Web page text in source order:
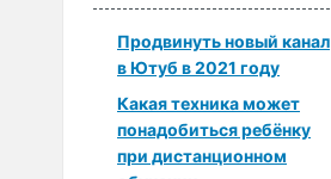
Продвинуть новый канал
в Ютуб в 2021 году
Какая техника может
понадобиться ребёнку
при дистанционном